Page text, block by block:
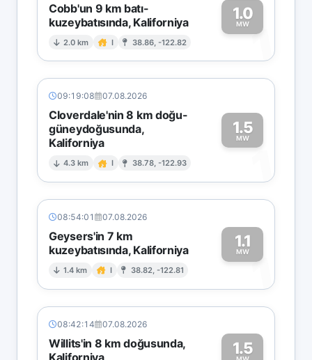
Cobb'un 9 km batı-
kuzeybatısında, Kaliforniya
2.0 km I 38.86, -122.82
1.0
MW1
09:19:08 07.08.2026
Cloverdale'nin 8 km doğu-
güneydoğusunda,
Kaliforniya
4.3 km I 38.78, -122.93
1.5
MW
1
08:54:01 07.08.2026
Geysers'in 7 km
kuzeybatısında, Kaliforniya
1.4 km I 38.82, -122.81
1.1
MW1
08:42:14 07.08.2026
Willits'in 8 km doğusunda,
Kaliforniya
1.5